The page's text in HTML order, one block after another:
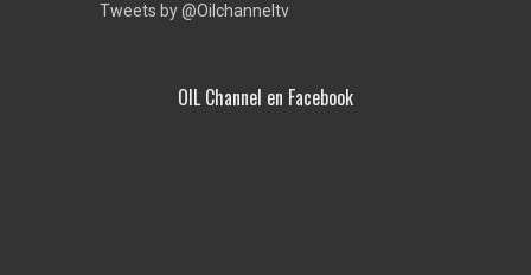
Tweets by @Oilchanneltv
OIL Channel en Facebook